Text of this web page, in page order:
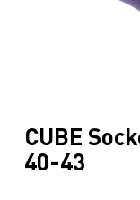
CUBE
40-43